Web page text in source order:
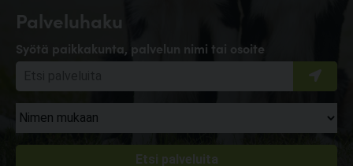
Palveluhaku
Syötä paikkakunta, palvelun nimi tai osoite